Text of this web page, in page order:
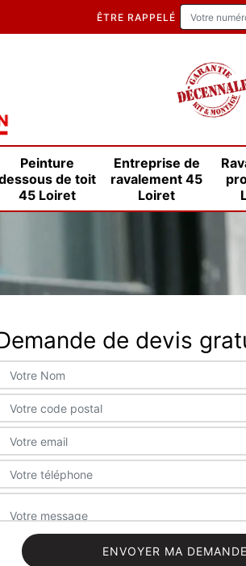
ÊTRE RAPPELÉ
Peinture
de toit
45 Loiret
Entreprise de
ravalement 45
Loiret
de devis